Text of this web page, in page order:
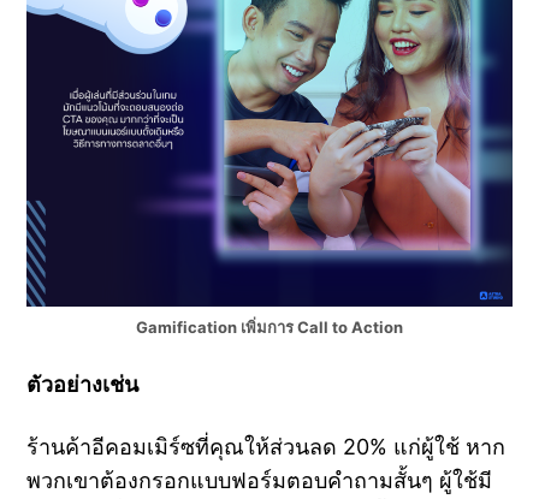
Gamification เพิ่มการ Call to Action
ตัวอย่างเช่น
ร้านค้าอีคอมเมิร์ซที่คุณให้ส่วนลด 20% แก่ผู้ใช้ หาก
พวกเขาต้องกรอกแบบฟอร์มตอบคำถามสั้นๆ ผู้ใช้มี